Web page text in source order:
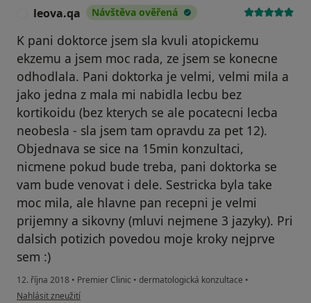
leova.qa Návštěva ověřená
K pani doktorce jsem sla kvuli atopickemu
ekzemu a jsem moc rada, ze jsem se konecne
odhodlala. Pani doktorka je velmi, velmi mila a
jako jedna z mala mi nabidla lecbu bez
kortikoidu (bez kterych se ale pocatecni lecba
neobesla - sla jsem tam opravdu za pet 12).
Objednava se sice na 15min konzultaci,
nicmene pokud bude treba, pani doktorka se
vam bude venovat i dele. Sestricka byla take
moc mila, ale hlavne pan recepni je velmi
prijemny a sikovny (mluvi nejmene 3 jazyky). Pri
dalsich potizich povedou moje kroky nejprve
sem :)
12. října 2018 • Premier Clinic • dermatologická konzultace •
podle názoru uživatele leova.qa
Nahlásit zneužití